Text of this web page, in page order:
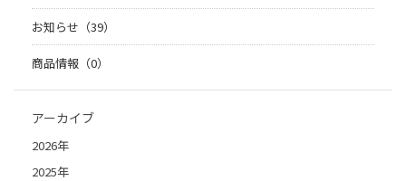
お知らせ（39）
商品情報（0）
アーカイブ
2026年
2025年